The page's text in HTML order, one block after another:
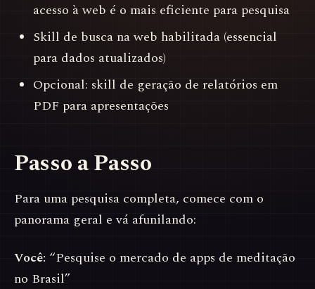
acesso à web é o mais eficiente para pesquisa
Skill de busca na web habilitada (essencial
para dados atualizados)
Opcional: skill de geração de relatórios em
PDF para apresentações
Passo a Passo
Para uma pesquisa completa, comece com o
panorama geral e vá afunilando:
Você: “Pesquise o mercado de apps de meditação
no Brasil”